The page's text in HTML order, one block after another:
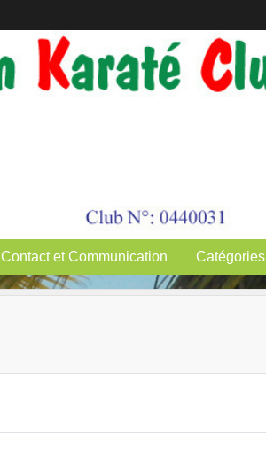
Contact et Communication Catégories